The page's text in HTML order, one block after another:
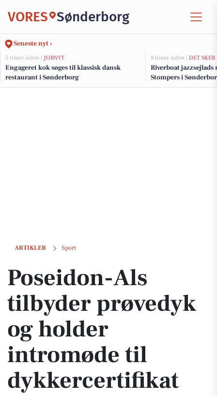
VORES Sønderborg
Seneste nyt ›
5 timer siden | JOBNYT
Engageret kok søges til klassisk dansk
restaurant i Sønderborg
8 timer siden | DET SKER
Riverboat jazzsejlads
Stompers i
ARTIKLER Sport
Poseidon-Als tilbyder prøvedyk og holder intromøde til
Poseidon-Als
tilbyder prøvedyk
og holder
intromøde til
dykkercertifikat